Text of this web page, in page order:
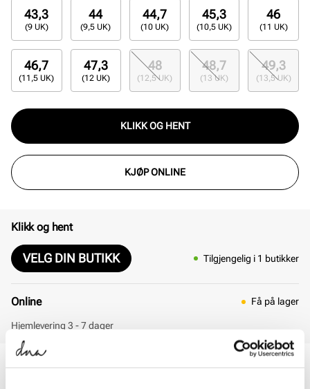
43,3
(9 UK)
44
(9,5 UK)
44,7
(10 UK)
45,3
(10,5 UK)
46
(11 UK)
46,7
(11,5 UK)
47,3
(12 UK)
48
(12,5 UK)
48,7
(13 UK)
49,3
(13,5 UK)
KLIKK OG HENT
KJØP ONLINE
Klikk og hent
VELG DIN BUTIKK Tilgjengelig i 1 butikker
Online Få på lager
Hjemlevering 3 - 7 dager
30 dagers åpent kjøp